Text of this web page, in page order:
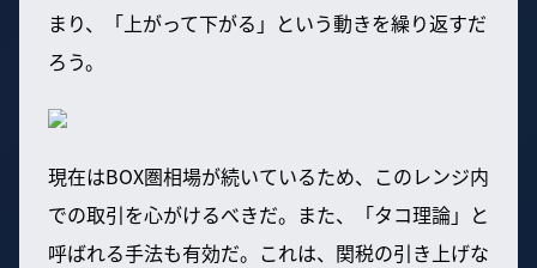
まり、「上がって下がる」という動きを繰り返すだ
ろう。
現在はBOX圏相場が続いているため、このレンジ内
での取引を心がけるべきだ。また、「タコ理論」と
呼ばれる手法も有効だ。これは、関税の引き上げな